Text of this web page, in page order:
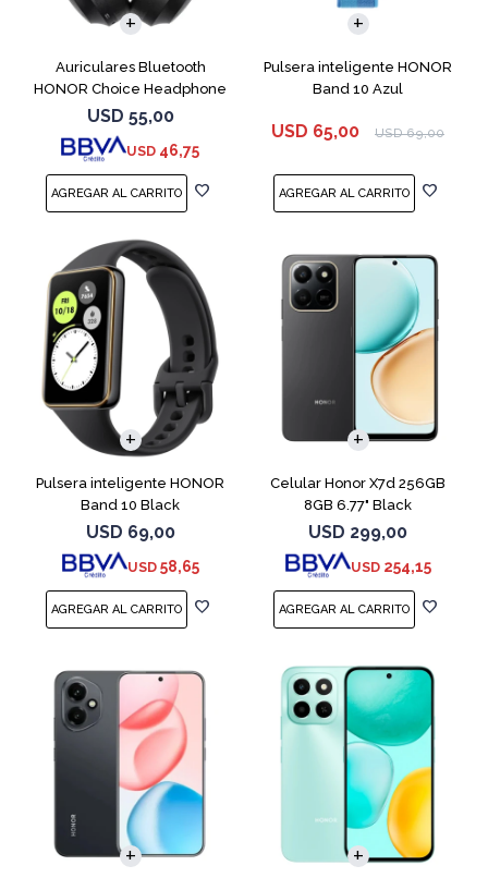
Auriculares Bluetooth
HONOR Choice Headphone
Black
USD 55,00
USD 46,75
Pulsera inteligente HONOR
Band 10 Azul
USD 65,00 USD 69,00
Pulsera inteligente HONOR
Band 10 Black
USD 69,00
USD 58,65
Celular Honor X7d 256GB
8GB 6.77" Black
USD 299,00
USD 254,15
COMPARAR
COMPARAR COMPARAR